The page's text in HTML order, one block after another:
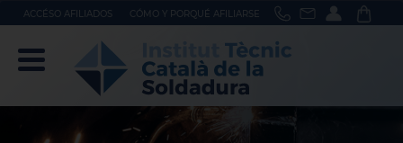
ACCÉSO AFILIADOS CÓMO Y PORQUÉ AFILIARSE